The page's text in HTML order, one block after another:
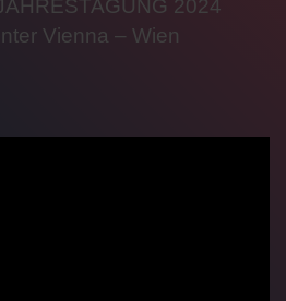
2024
Vienna – Wien